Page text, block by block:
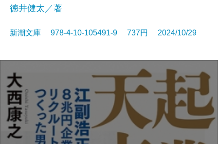
徳井健太／著
新潮文庫 978-4-10-105491-9 737円 2024/10/29